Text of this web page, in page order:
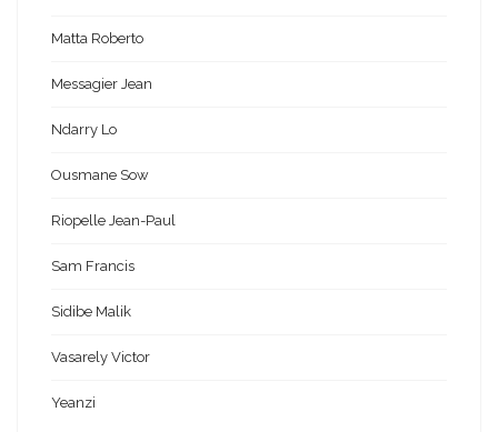
Matta Roberto
Messagier Jean
Ndarry Lo
Ousmane Sow
Riopelle Jean-Paul
Sam Francis
Sidibe Malik
Vasarely Victor
Yeanzi